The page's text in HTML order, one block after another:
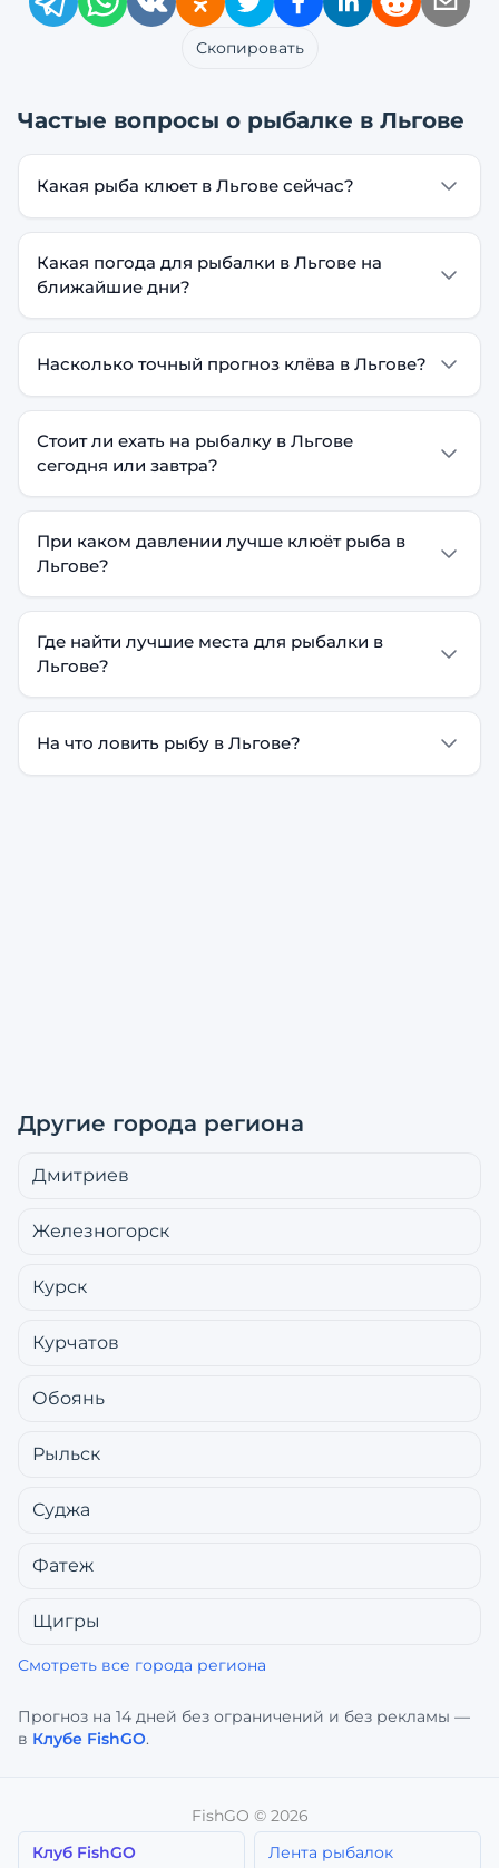
Скопировать
Частые вопросы о рыбалке в Льгове
Какая рыба клюет в Льгове сейчас?
Какая погода для рыбалки в Льгове на
ближайшие дни?
Насколько точный прогноз клёва в Льгове?
Стоит ли ехать на рыбалку в Льгове
сегодня или завтра?
При каком давлении лучше клюёт рыба в
Льгове?
Где найти лучшие места для рыбалки в
Льгове?
На что ловить рыбу в Льгове?
Другие города региона
Дмитриев
Железногорск
Курск
Курчатов
Обоянь
Рыльск
Суджа
Фатеж
Щигры
Смотреть все города региона
Прогноз на 14 дней без ограничений и без рекламы —
в Клубе FishGO.
FishGO © 2026
Клуб FishGO
Лента рыбалок